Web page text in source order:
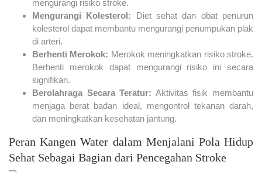
mengurangi risiko stroke.
Mengurangi Kolesterol: Diet sehat dan obat penurun
kolesterol dapat membantu mengurangi penumpukan plak
di arteri.
Berhenti Merokok: Merokok meningkatkan risiko stroke.
Berhenti merokok dapat mengurangi risiko ini secara
signifikan.
Berolahraga Secara Teratur: Aktivitas fisik membantu
menjaga berat badan ideal, mengontrol tekanan darah,
dan meningkatkan kesehatan jantung.
Peran Kangen Water dalam Menjalani Pola Hidup
Sehat Sebagai Bagian dari Pencegahan Stroke